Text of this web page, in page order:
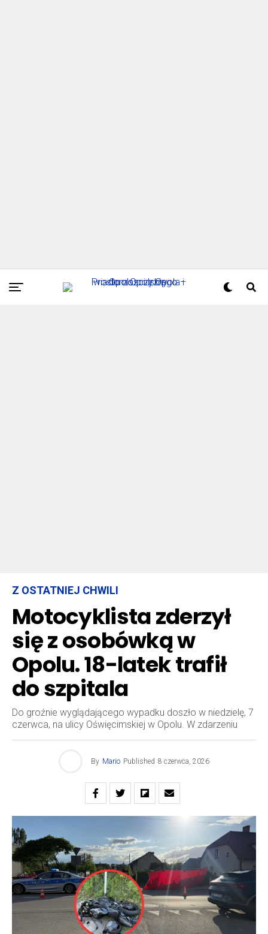
Z OSTATNIEJ CHWILI
Motocyklista zderzył
się z osobówką w
Opolu. 18-latek trafił
do szpitala
Do groźnie wyglądającego wypadku doszło w niedzielę, 7
czerwca, na ulicy Oświęcimskiej w Opolu. W zdarzeniu
By Mario Published 8 czerwca, 2026